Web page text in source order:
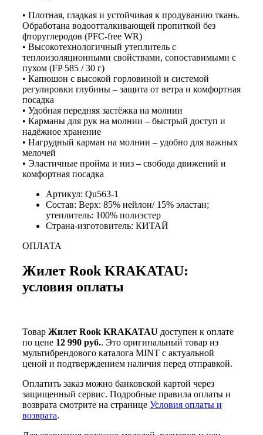
• Плотная, гладкая и устойчивая к продуванию ткань.
Обработана водоотталкивающей пропиткой без
фторуглеродов (PFC-free WR)
• Высокотехнологичный утеплитель с
теплоизоляционными свойствами, сопоставимыми с
пухом (FP 585 / 30 г)
• Капюшон с высокой горловиной и системой
регулировки глубины – защита от ветра и комфортная
посадка
• Удобная передняя застёжка на молнии
• Карманы для рук на молнии – быстрый доступ и
надёжное хранение
• Нагрудный карман на молнии – удобно для важных
мелочей
• Эластичные пройма и низ – свобода движений и
комфортная посадка
Артикул: Qu563-1
Состав: Верх: 85% нейлон/ 15% эластан;
утеплитель: 100% полиэстер
Страна-изготовитель: КИТАЙ
ОПЛАТА
Жилет Rook KRAKATAU:
условия оплаты
Товар Жилет Rook KRAKATAU доступен к оплате
по цене 12 990 руб.. Это оригинальный товар из
мультибрендового каталога MINT с актуальной
ценой и подтверждением наличия перед отправкой.
Оплатить заказ можно банковской картой через
защищенный сервис. Подробные правила оплаты и
возврата смотрите на странице Условия оплаты и
возврата.